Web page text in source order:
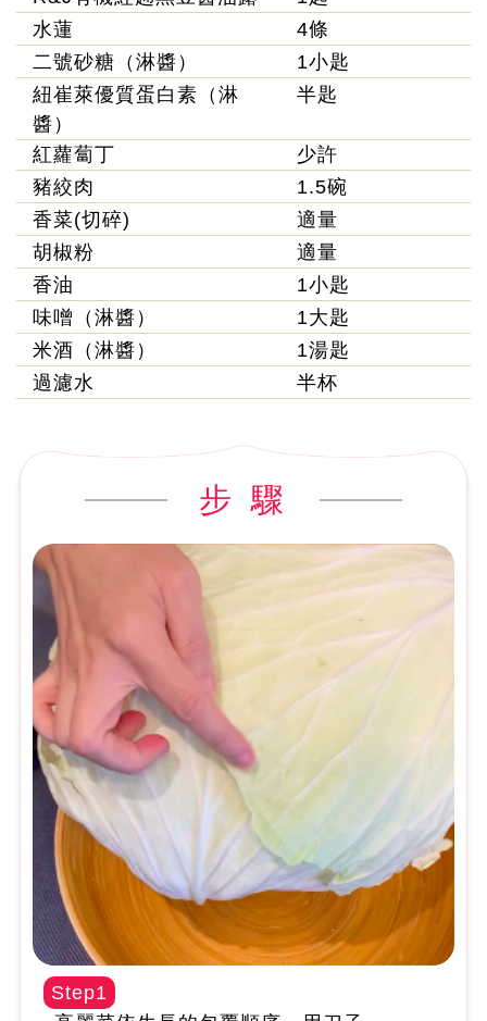
水蓮
4條
二號砂糖（淋醬）
1小匙
紐崔萊優質蛋白素（淋
醬）
半匙
紅蘿蔔丁
少許
豬絞肉
1.5碗
香菜(切碎)
適量
胡椒粉
適量
香油
1小匙
味噌（淋醬）
1大匙
米酒（淋醬）
1湯匙
過濾水
半杯
步 驟
Step1